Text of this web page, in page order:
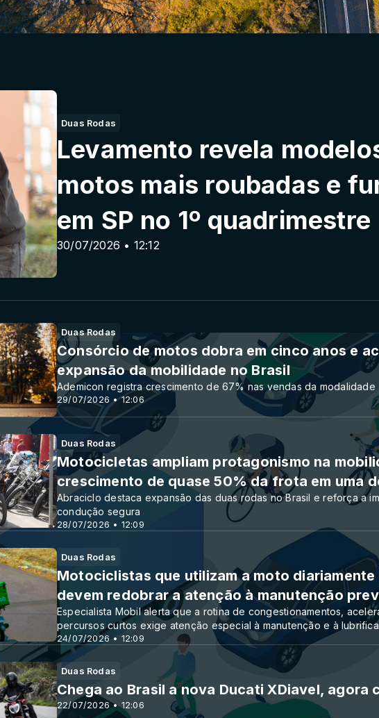
Duas Rodas
30/07/2026 • 12:12
Levamento revela
motos mais roubadas e
em SP no 1º quadrimestre
Duas Rodas
29/07/2026 • 12:06
Consórcio de motos dobra em cinco anos e
expansão da mobilidade no Brasil
Ademicon registra crescimento de 67% nas vendas da modalidade
Duas Rodas
28/07/2026 • 12:09
Motocicletas ampliam protagonismo na
crescimento de quase 50% da frota em uma
Abraciclo destaca expansão das duas rodas no Brasil e reforça a
condução segura
Duas Rodas
24/07/2026 • 12:09
Motociclistas que utilizam a moto
devem redobrar a atenção à manutenção
Especialista Mobil alerta que a rotina de congestionamentos,
percursos curtos exige atenção especial à manutenção e à
Duas Rodas
22/07/2026 • 12:06
Chega ao Brasil a nova Ducati XDiavel, agora